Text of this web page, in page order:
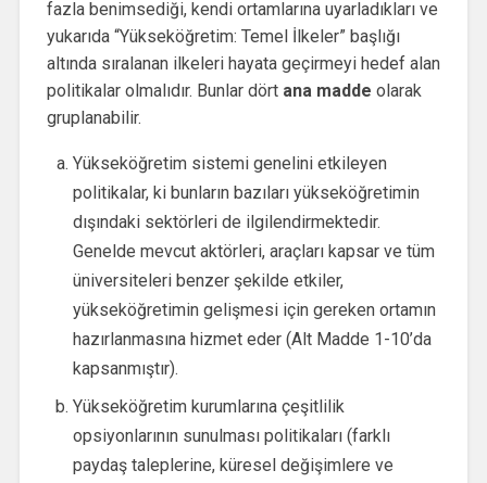
fazla benimsediği, kendi ortamlarına uyarladıkları ve
yukarıda “Yükseköğretim: Temel İlkeler” başlığı
altında sıralanan ilkeleri hayata geçirmeyi hedef alan
politikalar olmalıdır. Bunlar dört ana madde olarak
gruplanabilir.
Yükseköğretim sistemi genelini etkileyen
politikalar, ki bunların bazıları yükseköğretimin
dışındaki sektörleri de ilgilendirmektedir.
Genelde mevcut aktörleri, araçları kapsar ve tüm
üniversiteleri benzer şekilde etkiler,
yükseköğretimin gelişmesi için gereken ortamın
hazırlanmasına hizmet eder (Alt Madde 1-10’da
kapsanmıştır).
Yükseköğretim kurumlarına çeşitlilik
opsiyonlarının sunulması politikaları (farklı
paydaş taleplerine, küresel değişimlere ve